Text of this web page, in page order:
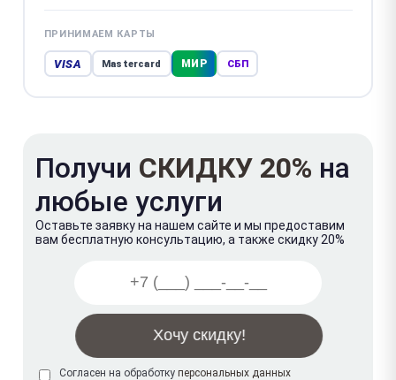
ПРИНИМАЕМ КАРТЫ
VISA Mastercard МИР СБП
Получи СКИДКУ 20% на
любые услуги
Оставьте заявку на нашем сайте и мы предоставим
вам бесплатную консультацию, а также скидку 20%
Согласен на обработку персональных данных